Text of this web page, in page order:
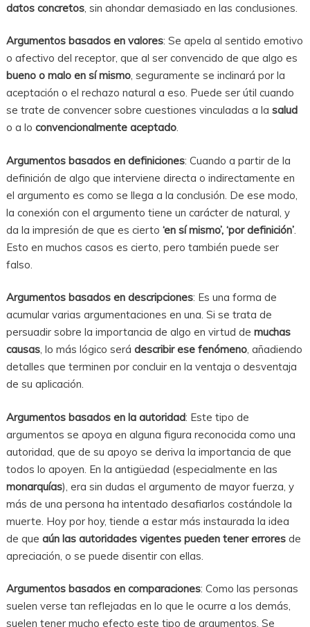
datos concretos, sin ahondar demasiado en las conclusiones.
Argumentos basados en valores: Se apela al sentido emotivo
o afectivo del receptor, que al ser convencido de que algo es
bueno o malo en sí mismo, seguramente se inclinará por la
aceptación o el rechazo natural a eso. Puede ser útil cuando
se trate de convencer sobre cuestiones vinculadas a la salud
o a lo convencionalmente aceptado.
Argumentos basados en definiciones: Cuando a partir de la
definición de algo que interviene directa o indirectamente en
el argumento es como se llega a la conclusión. De ese modo,
la conexión con el argumento tiene un carácter de natural, y
da la impresión de que es cierto ‘en sí mismo’, ‘por definición’.
Esto en muchos casos es cierto, pero también puede ser
falso.
Argumentos basados en descripciones: Es una forma de
acumular varias argumentaciones en una. Si se trata de
persuadir sobre la importancia de algo en virtud de muchas
causas, lo más lógico será describir ese fenómeno, añadiendo
detalles que terminen por concluir en la ventaja o desventaja
de su aplicación.
Argumentos basados en la autoridad: Este tipo de
argumentos se apoya en alguna figura reconocida como una
autoridad, que de su apoyo se deriva la importancia de que
todos lo apoyen. En la antigüedad (especialmente en las
monarquías), era sin dudas el argumento de mayor fuerza, y
más de una persona ha intentado desafiarlos costándole la
muerte. Hoy por hoy, tiende a estar más instaurada la idea
de que aún las autoridades vigentes pueden tener erroresde
apreciación, o se puede disentir con ellas.
Argumentos basados en comparaciones: Como las personas
suelen verse tan reflejadas en lo que le ocurre a los demás,
suelen tener mucho efecto este tipo de argumentos. Se